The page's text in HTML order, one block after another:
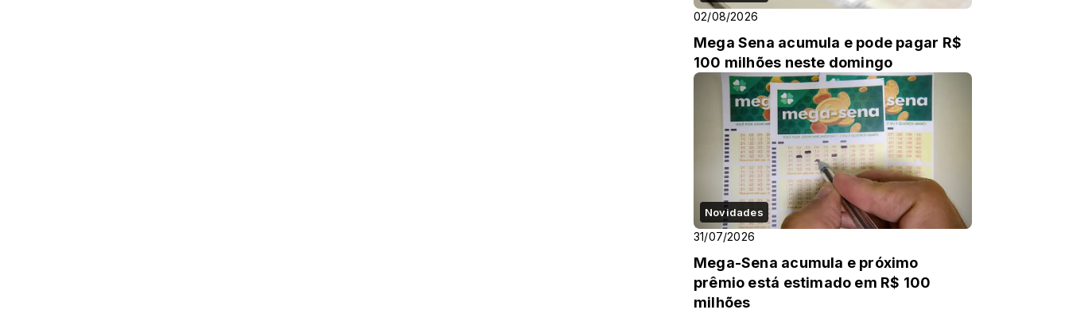
02/08/2026
Mega Sena acumula e pode pagar R$
100 milhões neste domingo
Novidades
31/07/2026
Mega-Sena acumula e próximo
prêmio está estimado em R$ 100
milhões